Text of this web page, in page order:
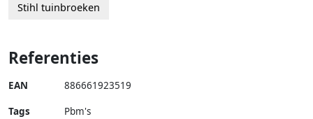
Stihl tuinbroeken
Referenties
EAN 886661923519
Tags
Pbm's